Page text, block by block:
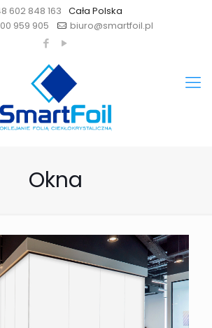
602 848 163
959 905
biuro@smartfoil.pl
Okna